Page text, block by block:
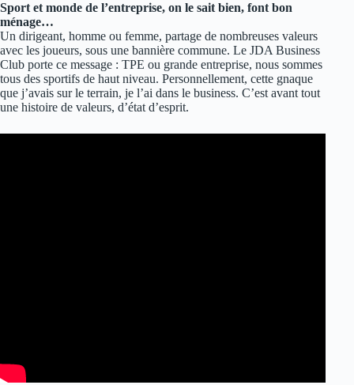
Sport et monde de l’entreprise, on le sait bien, font bon
ménage…
Un dirigeant, homme ou femme, partage de nombreuses valeurs
avec les joueurs, sous une bannière commune. Le JDA Business
Club porte ce message : TPE ou grande entreprise, nous sommes
tous des sportifs de haut niveau. Personnellement, cette gnaque
que j’avais sur le terrain, je l’ai dans le business. C’est avant tout
une histoire de valeurs, d’état d’esprit.